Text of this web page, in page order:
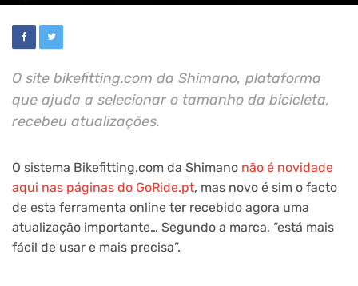
O site bikefitting.com da Shimano, plataforma
que ajuda a selecionar o tamanho da bicicleta,
recebeu atualizações.
O sistema Bikefitting.com da Shimano não é novidade
aqui nas páginas do GoRide.pt, mas novo é sim o facto
de esta ferramenta online ter recebido agora uma
atualização importante… Segundo a marca, “está mais
fácil de usar e mais precisa”.